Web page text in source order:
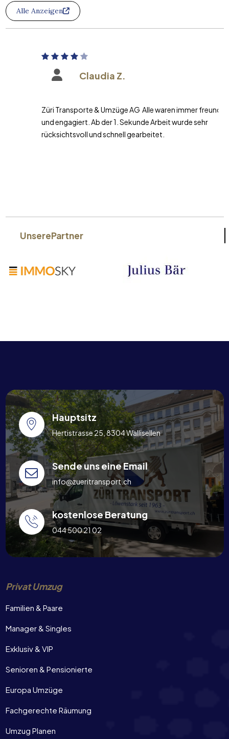
Alle Anzeigen
Claudia Z.
Züri Transporte & Umzüge AG Alle waren immer freundlich
und engagiert. Ab der 1. Sekunde Arbeit wurde sehr
rücksichtsvoll und schnell gearbeitet.
UnserePartner
Hauptsitz
Hertistrasse 25, 8304 Wallisellen
Sende uns eine Email
info@zueritransport.ch
kostenlose Beratung
044 500 21 02
Privat Umzug
Familien & Paare
Manager & Singles
Exklusiv & VIP
Senioren & Pensionierte
Europa Umzüge
Fachgerechte Räumung
Umzug Planen